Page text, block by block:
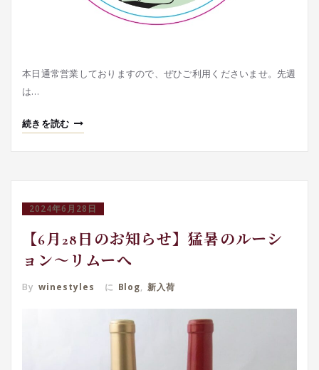
本日通常営業しておりますので、ぜひご利用くださいませ。先週
は…
続きを読む
2024年6月28日
【6月28日のお知らせ】猛暑のルーシ
ョン～リムーへ
By winestyles に Blog, 新入荷